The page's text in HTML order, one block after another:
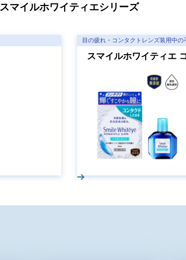
スマイルホワイティエシリーズ
目の疲れ・コンタクトレンズ装用中の
スマイルホワイティエ
スマイルホワイティエ コンタクト